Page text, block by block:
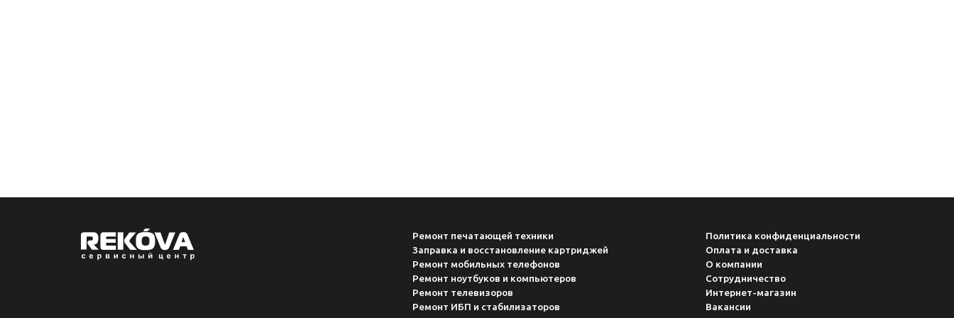
Ремонт печатающей техники
Заправка и восстановление картриджей
Ремонт мобильных телефонов
Ремонт ноутбуков и компьютеров
Ремонт телевизоров
Ремонт ИБП и стабилизаторов
Политика конфиденциальности
Оплата и доставка
О компании
Сотрудничество
Интернет-магазин
Вакансии